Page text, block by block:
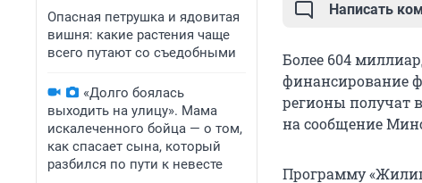
Опасная петрушка и ядовитая
вишня: какие растения чаще
всего путают со съедобными
«Долго боялась
выходить на улицу». Мама
искалеченного бойца — о том,
как спасает сына, который
разбился по пути к невесте
Написать
Более 604
финансирование
регионы получат
на сообщение
Программу